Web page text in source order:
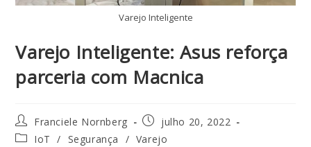
Varejo Inteligente
Varejo Inteligente: Asus reforça
parceria com Macnica
Franciele Nornberg
julho 20, 2022
IoT
/ Segurança / Varejo